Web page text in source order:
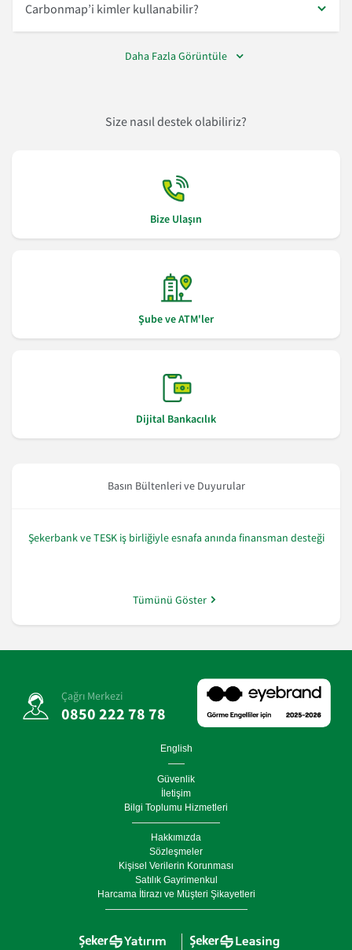
Carbonmap’i kimler kullanabilir?
Daha Fazla Görüntüle
Size nasıl destek olabiliriz?
Bize Ulaşın
Şube ve ATM'ler
Dijital Bankacılık
Basın Bültenleri ve Duyurular
Şekerbank ve TESK iş birliğiyle esnafa anında finansman desteği
Tümünü Göster
Çağrı Merkezi
0850 222 78 78
English
Güvenlik
İletişim
Bilgi Toplumu Hizmetleri
Hakkımızda
Sözleşmeler
Kişisel Verilerin Korunması
Satılık Gayrimenkul
Harcama İtirazı ve Müşteri Şikayetleri